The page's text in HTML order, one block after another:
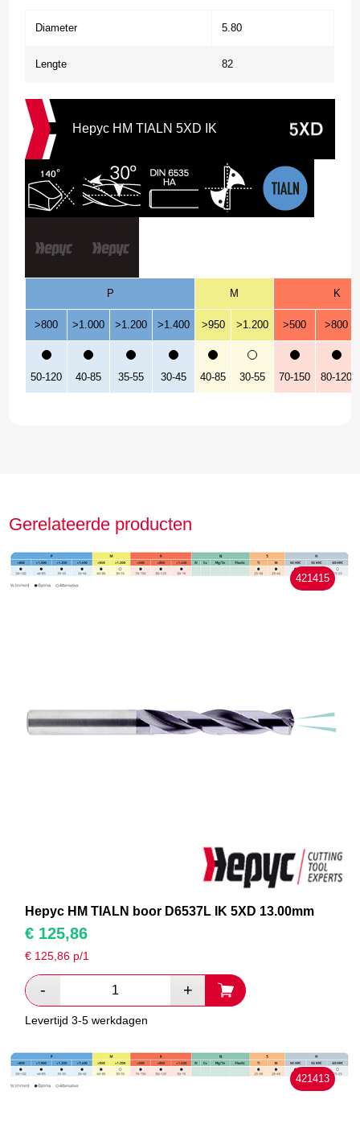
Diameter 5.80
Lengte 82
Hepyc HM TIALN 5XD IK
P M K
>800 >1.000 >1.200 >1.400 >950 >1.200 >500 >800
50-120 40-85 35-55 30-45 40-85 30-55 70-150 80-120
Gerelateerde producten
421415
Hepyc HM TIALN boor D6537L IK 5XD 13.00mm
€ 125,86
€ 125,86 p/1
Levertijd 3-5 werkdagen
421413